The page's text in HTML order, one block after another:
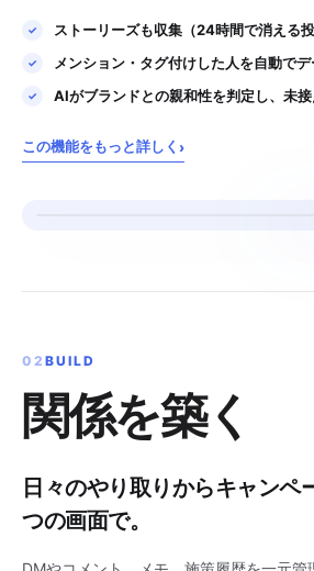
ストーリーズも収集（24時間で消える投
メンション・タグ付けした人を自動で
AIがブランドとの親和性を判定し、未
この機能をもっと詳しく ›
02 BUILD
関係を築く
日々のやり取りからキャンペ
つの画面で。